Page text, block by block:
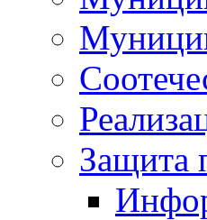
Защита